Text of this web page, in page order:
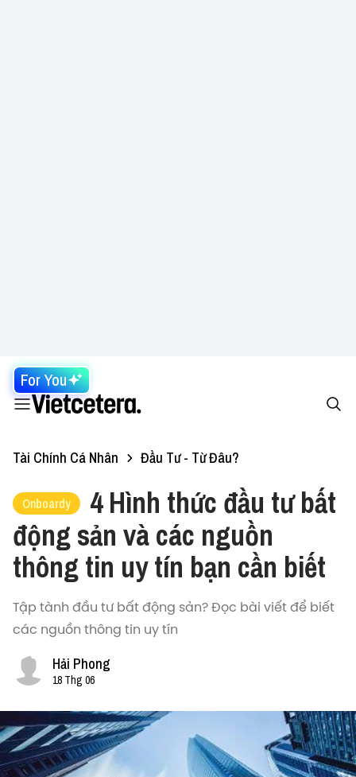
For You
Tài Chính Cá Nhân Đầu Tư - Từ Đâu?
Onboardy
4 Hình thức đầu tư bất
động sản và các nguồn
thông tin uy tín bạn cần biết
Tập tành đầu tư bất động sản? Đọc bài viết để biết
các nguồn thông tin uy tín
Hải Phong
18 Thg 06